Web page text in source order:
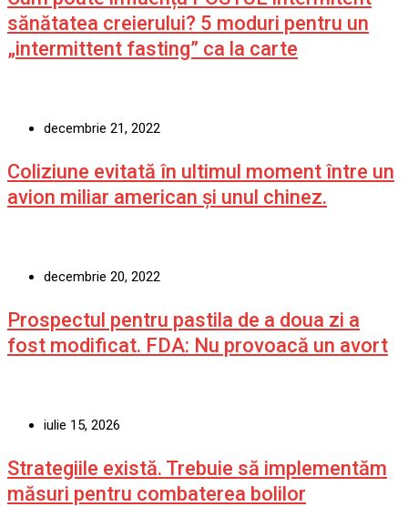
sănătatea creierului? 5 moduri pentru un
„intermittent fasting” ca la carte
decembrie 21, 2022
Coliziune evitată în ultimul moment între un
avion miliar american şi unul chinez.
decembrie 20, 2022
Prospectul pentru pastila de a doua zi a
fost modificat. FDA: Nu provoacă un avort
iulie 15, 2026
Strategiile există. Trebuie să implementăm
măsuri pentru combaterea bolilor